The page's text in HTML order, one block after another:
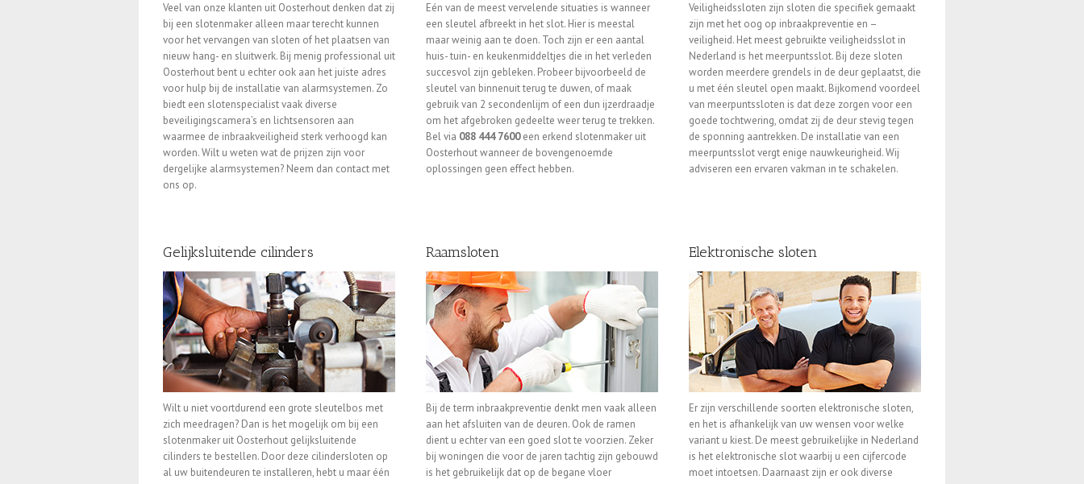
Veel van onze klanten uit Oosterhout denken dat zij
bij een slotenmaker alleen maar terecht kunnen
voor het vervangen van sloten of het plaatsen van
nieuw hang- en sluitwerk. Bij menig professional uit
Oosterhout bent u echter ook aan het juiste adres
voor hulp bij de installatie van alarmsystemen. Zo
biedt een slotenspecialist vaak diverse
beveiligingscamera’s en lichtsensoren aan
waarmee de inbraakveiligheid sterk verhoogd kan
worden. Wilt u weten wat de prijzen zijn voor
dergelijke alarmsystemen? Neem dan contact met
ons op.
Eén van de meest vervelende situaties is wanneer
een sleutel afbreekt in het slot. Hier is meestal
maar weinig aan te doen. Toch zijn er een aantal
huis- tuin- en keukenmiddeltjes die in het verleden
succesvol zijn gebleken. Probeer bijvoorbeeld de
sleutel van binnenuit terug te duwen, of maak
gebruik van 2 secondenlijm of een dun ijzerdraadje
om het afgebroken gedeelte weer terug te trekken.
Bel via 088 444 7600een erkend slotenmaker uit
Oosterhout wanneer de bovengenoemde
oplossingen geen effect hebben.
Veiligheidssloten zijn sloten die specifiek gemaakt
zijn met het oog op inbraakpreventie en –
veiligheid. Het meest gebruikte veiligheidsslot in
Nederland is het meerpuntsslot. Bij deze sloten
worden meerdere grendels in de deur geplaatst, die
u met één sleutel open maakt. Bijkomend voordeel
van meerpuntssloten is dat deze zorgen voor een
goede tochtwering, omdat zij de deur stevig tegen
de sponning aantrekken. De installatie van een
meerpuntsslot vergt enige nauwkeurigheid. Wij
adviseren een ervaren vakman in te schakelen.
Gelijksluitende cilinders
Wilt u niet voortdurend een grote sleutelbos met
zich meedragen? Dan is het mogelijk om bij een
slotenmaker uit Oosterhout gelijksluitende
cilinders te bestellen. Door deze cilindersloten op
al uw buitendeuren te installeren, hebt u maar één
Raamsloten
Bij de term inbraakpreventie denkt men vaak alleen
aan het afsluiten van de deuren. Ook de ramen
dient u echter van een goed slot te voorzien. Zeker
bij woningen die voor de jaren tachtig zijn gebouwd
is het gebruikelijk dat op de begane vloer
Elektronische sloten
Er zijn verschillende soorten elektronische sloten,
en het is afhankelijk van uw wensen voor welke
variant u kiest. De meest gebruikelijke in Nederland
is het elektronische slot waarbij u een cijfercode
moet intoetsen. Daarnaast zijn er ook diverse